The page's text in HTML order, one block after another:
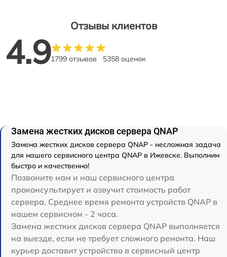
Отзывы клиентов
4.91799 отзывов 5358 оценок
Замена жестких дисков сервера QNAP
Замена жестких дисков сервера QNAP - несложная задача
для нашего сервисного центра QNAP в Ижевске. Выполним
быстро и качественно!
Позвоните нам и наш сервисного центра
проконсультирует и озвучит стоимость работ
сервера. Среднее время ремонта устройств QNAP в
нашем сервисном - 2 часа.
Замена жестких дисков сервера QNAP выполняется
на выезде, если не требует сложного ремонта. Наш
курьер доставит устройство в сервисный центр